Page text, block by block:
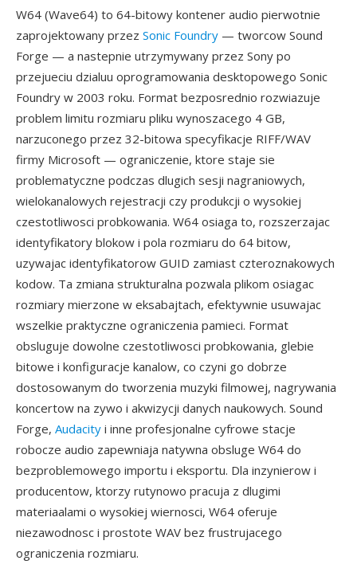
W64 (Wave64) to 64-bitowy kontener audio pierwotnie
zaprojektowany przez Sonic Foundry — tworcow Sound
Forge — a nastepnie utrzymywany przez Sony po
przejueciu dzialuu oprogramowania desktopowego Sonic
Foundry w 2003 roku. Format bezposrednio rozwiazuje
problem limitu rozmiaru pliku wynoszacego 4 GB,
narzuconego przez 32-bitowa specyfikacje RIFF/WAV
firmy Microsoft — ograniczenie, ktore staje sie
problematyczne podczas dlugich sesji nagraniowych,
wielokanalowych rejestracji czy produkcji o wysokiej
czestotliwosci probkowania. W64 osiaga to, rozszerzajac
identyfikatory blokow i pola rozmiaru do 64 bitow,
uzywajac identyfikatorow GUID zamiast czteroznakowych
kodow. Ta zmiana strukturalna pozwala plikom osiagac
rozmiary mierzone w eksabajtach, efektywnie usuwajac
wszelkie praktyczne ograniczenia pamieci. Format
obsluguje dowolne czestotliwosci probkowania, glebie
bitowe i konfiguracje kanalow, co czyni go dobrze
dostosowanym do tworzenia muzyki filmowej, nagrywania
koncertow na zywo i akwizycji danych naukowych. Sound
Forge, Audacity i inne profesjonalne cyfrowe stacje
robocze audio zapewniaja natywna obsluge W64 do
bezproblemowego importu i eksportu. Dla inzynierow i
producentow, ktorzy rutynowo pracuja z dlugimi
materiaalami o wysokiej wiernosci, W64 oferuje
niezawodnosc i prostote WAV bez frustrujacego
ograniczenia rozmiaru.